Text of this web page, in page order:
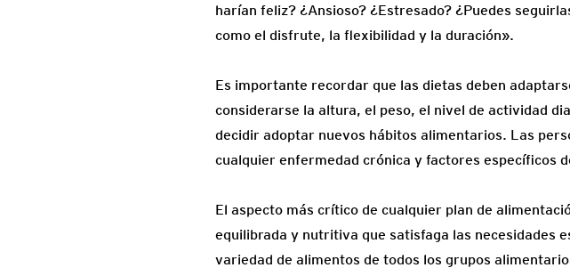
harían feliz? ¿Ansioso? ¿Estresado? ¿Puedes
como el disfrute, la flexibilidad y la duración».
Es importante recordar que las dietas deben
considerarse la altura, el peso, el nivel de actividad
decidir adoptar nuevos hábitos alimentarios. Las
cualquier enfermedad crónica y factores específicos
El aspecto más crítico de cualquier plan de
equilibrada y nutritiva que satisfaga las necesidades
variedad de alimentos de todos los grupos